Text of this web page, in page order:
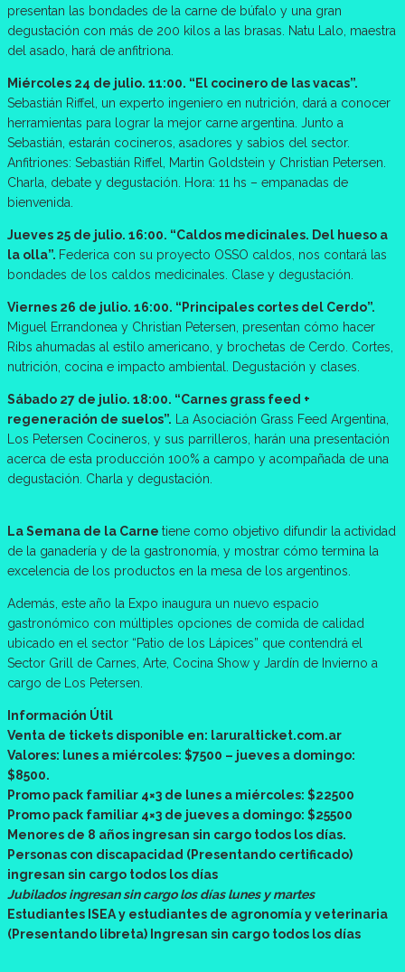
presentan las bondades de la carne de búfalo y una gran
degustación con más de 200 kilos a las brasas. Natu Lalo, maestra
del asado, hará de anfitriona.
Miércoles 24 de julio. 11:00. “El cocinero de las vacas”.
Sebastián Riffel, un experto ingeniero en nutrición, dará a conocer
herramientas para lograr la mejor carne argentina. Junto a
Sebastián, estarán cocineros, asadores y sabios del sector.
Anfitriones: Sebastián Riffel, Martin Goldstein y Christian Petersen.
Charla, debate y degustación. Hora: 11 hs – empanadas de
bienvenida.
Jueves 25 de julio. 16:00. “Caldos medicinales. Del hueso a
la olla”. Federica con su proyecto OSSO caldos, nos contará las
bondades de los caldos medicinales. Clase y degustación.
Viernes 26 de julio. 16:00. “Principales cortes del Cerdo”.
Miguel Errandonea y Christian Petersen, presentan cómo hacer
Ribs ahumadas al estilo americano, y brochetas de Cerdo. Cortes,
nutrición, cocina e impacto ambiental. Degustación y clases.
Sábado 27 de julio. 18:00. “Carnes grass feed +
regeneración de suelos”. La Asociación Grass Feed Argentina,
Los Petersen Cocineros, y sus parrilleros, harán una presentación
acerca de esta producción 100% a campo y acompañada de una
degustación. Charla y degustación.
La Semana de la Carne tiene como objetivo difundir la actividad
de la ganadería y de la gastronomía, y mostrar cómo termina la
excelencia de los productos en la mesa de los argentinos.
Además, este año la Expo inaugura un nuevo espacio
gastronómico con múltiples opciones de comida de calidad
ubicado en el sector “Patio de los Lápices” que contendrá el
Sector Grill de Carnes, Arte, Cocina Show y Jardín de Invierno a
cargo de Los Petersen.
Información Útil
Venta de tickets disponible en: laruralticket.com.ar
Valores: lunes a miércoles: $7500 – jueves a domingo:
$8500.
Promo pack familiar 4×3 de lunes a miércoles: $22500
Promo pack familiar 4×3 de jueves a domingo: $25500
Menores de 8 años ingresan sin cargo todos los días.
Personas con discapacidad (Presentando certificado)
ingresan sin cargo todos los días
Jubilados ingresan sin cargo los días lunes y martes
Estudiantes ISEA y estudiantes de agronomía y veterinaria
(Presentando libreta) Ingresan sin cargo todos los días